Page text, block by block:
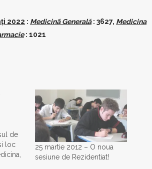
2022 : Medicinã Generală: 3627, Medicina
: 1021
de
loc
25 martie 2012 – O noua
sesiune de Rezidentiat!